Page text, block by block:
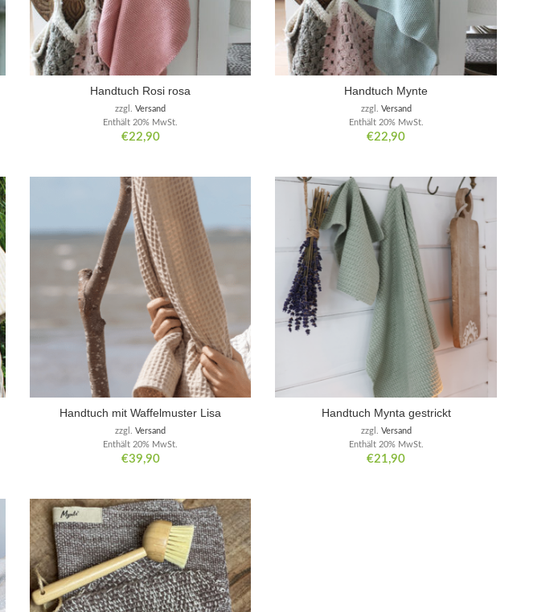
Handtuch Rosi rosa
€22,90
Enthält 20% MwSt.
zzgl.Versand
Handtuch Mynte
€22,90
Enthält 20% MwSt.
zzgl. Versand
Handtuch mit Waffelmuster Lisa
€39,90
Enthält 20% MwSt.
zzgl.Versand
Handtuch Mynta gestrickt
€21,90
Enthält 20% MwSt.
zzgl. Versand